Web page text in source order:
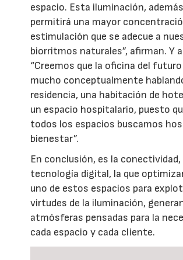
espacio. Esta iluminación,
permitirá una mayor
estimulación que se adecue a
biorritmos naturales”, afirman. Y
“Creemos que la oficina del
mucho conceptualmente
residencia, una habitación de
un espacio hospitalario, puesto
todos los espacios buscamos
bienestar”.
En conclusión, es la conectividad,
tecnología digital, la que
uno de estos espacios para
virtudes de la iluminación,
atmósferas pensadas para la
cada espacio y cada cliente.